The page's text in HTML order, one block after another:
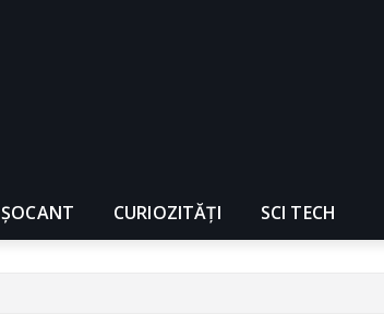
ȘOCANT CURIOZITĂȚI SCI TECH